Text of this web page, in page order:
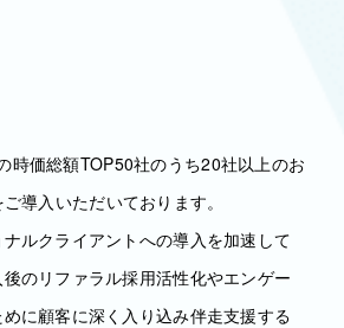
時価総額TOP50社のうち20社以上のお
導入いただいております。
ルクライアントへの導入を加速して
のリファラル採用活性化やエンゲー
に顧客に深く入り込み伴走支援する